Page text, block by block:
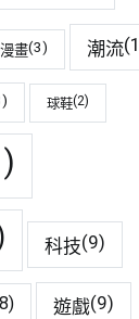
漫畫(3) 潮流
球鞋(2)
科技(9)
遊戲(9)